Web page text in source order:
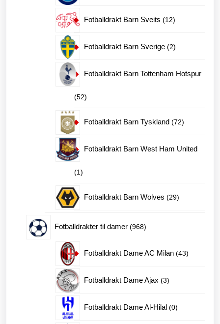
Fotballdrakt Barn Sveits 1212
Fotballdrakt Barn Sverige 22
Fotballdrakt Barn Tottenham Hotspur
5252
produkter
Fotballdrakt Barn Tyskland 7272
Fotballdrakt Barn West Ham United
11
produkt
Fotballdrakt Barn Wolves 2929
Fotballdrakter til damer 968968
Fotballdrakt Dame AC Milan 4343
Fotballdrakt Dame Ajax 33
Fotballdrakt Dame Al-Hilal 00